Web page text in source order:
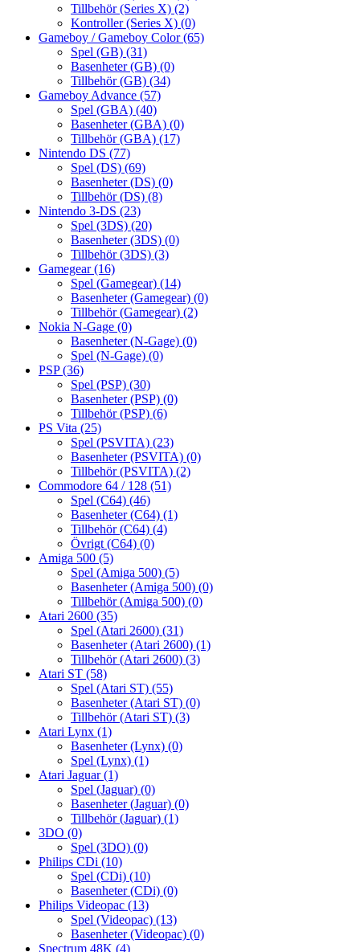
Tillbehör (Series X) (2)
Kontroller (Series X) (0)
Gameboy / Gameboy Color(65)
Spel (GB) (31)
Basenheter (GB) (0)
Tillbehör (GB) (34)
Gameboy Advance (57)
Spel (GBA) (40)
Basenheter (GBA) (0)
Tillbehör (GBA) (17)
Nintendo DS (77)
Spel (DS) (69)
Basenheter (DS) (0)
Tillbehör (DS) (8)
Nintendo 3-DS (23)
Spel (3DS) (20)
Basenheter (3DS) (0)
Tillbehör (3DS) (3)
Gamegear(16)
Spel (Gamegear) (14)
Basenheter (Gamegear) (0)
Tillbehör (Gamegear) (2)
Nokia N-Gage (0)
Basenheter (N-Gage) (0)
Spel (N-Gage) (0)
PSP(36)
Spel (PSP) (30)
Basenheter (PSP) (0)
Tillbehör (PSP) (6)
PS Vita (25)
Spel (PSVITA) (23)
Basenheter (PSVITA) (0)
Tillbehör (PSVITA) (2)
Commodore 64 / 128 (51)
Spel (C64) (46)
Basenheter (C64) (1)
Tillbehör (C64) (4)
Övrigt (C64) (0)
Amiga 500 (5)
Spel (Amiga 500) (5)
Basenheter (Amiga 500) (0)
Tillbehör (Amiga 500) (0)
Atari 2600 (35)
Spel (Atari 2600) (31)
Basenheter (Atari 2600) (1)
Tillbehör (Atari 2600) (3)
Atari ST (58)
Spel (Atari ST) (55)
Basenheter (Atari ST) (0)
Tillbehör (Atari ST) (3)
Atari Lynx (1)
Basenheter (Lynx) (0)
Spel (Lynx) (1)
Atari Jaguar(1)
Spel (Jaguar) (0)
Basenheter (Jaguar) (0)
Tillbehör (Jaguar) (1)
3DO (0)
Spel (3DO) (0)
Philips CDi (10)
Spel (CDi) (10)
Basenheter (CDi) (0)
Philips Videopac (13)
Spel (Videopac) (13)
Basenheter (Videopac) (0)
Spectrum 48K (4)